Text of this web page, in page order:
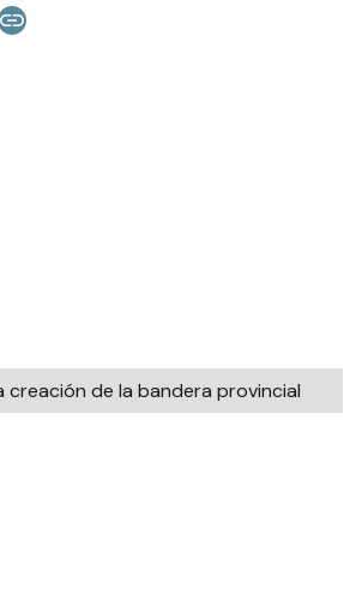
creación de la bandera provincial